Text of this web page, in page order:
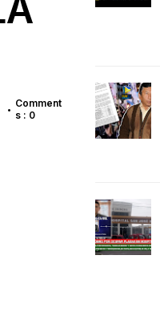
• Comment
s : 0